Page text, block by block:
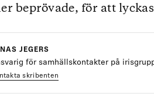
beprövade, för att
JEGERS
för samhällskontakter på
skribenten